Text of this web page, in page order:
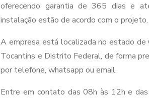
oferecendo garantia de 365 dias e
instalação estão de acordo com o projeto.
A empresa está localizada no estado
Tocantins e Distrito Federal, de forma
por telefone, whatsapp ou email.
Entre em contato das 08h às 12h e